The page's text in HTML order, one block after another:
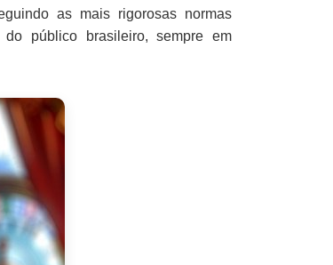
as mais rigorosas normas
do público brasileiro, sempre em